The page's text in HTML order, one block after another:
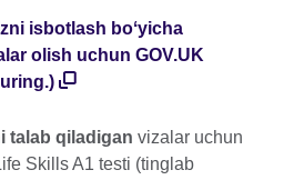
isbotlash boʻyicha
olish uchun GOV.UK
talab qiladigan vizalar uchun
Skills A1 testi (tinglab